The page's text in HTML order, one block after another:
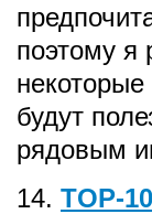
поэтому я
будут
рядовым
14. TOP-